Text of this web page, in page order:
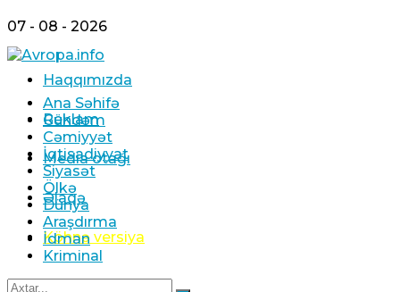
07 - 08 - 2026
Haqqımızda
Reklam
Media otağı
Əlaqə
Köhnə versiya
Ana Səhifə
Gündəm
Cəmiyyət
İqtisadiyyat
Siyasət
Ölkə
Dünya
Araşdırma
İdman
Kriminal